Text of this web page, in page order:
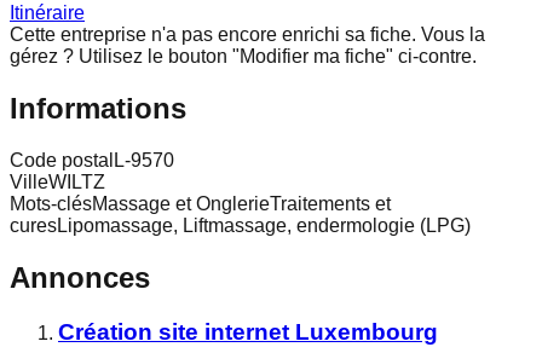
Itinéraire
Cette entreprise n'a pas encore enrichi sa fiche. Vous la
gérez ? Utilisez le bouton "Modifier ma fiche" ci-contre.
Informations
Code postal L-9570
VilleWILTZ
Mots-clésMassage et OnglerieTraitements et
curesLipomassage, Liftmassage, endermologie (LPG)
Annonces
Création site internet Luxembourg